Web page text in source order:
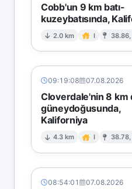
Cobb'un 9 km batı-
kuzeybatısında,
2.0 km I
09:19:08 07.08.2026
Cloverdale'nin 8 km
güneydoğusunda,
Kaliforniya
4.3 km I
08:54:01 07.08.2026